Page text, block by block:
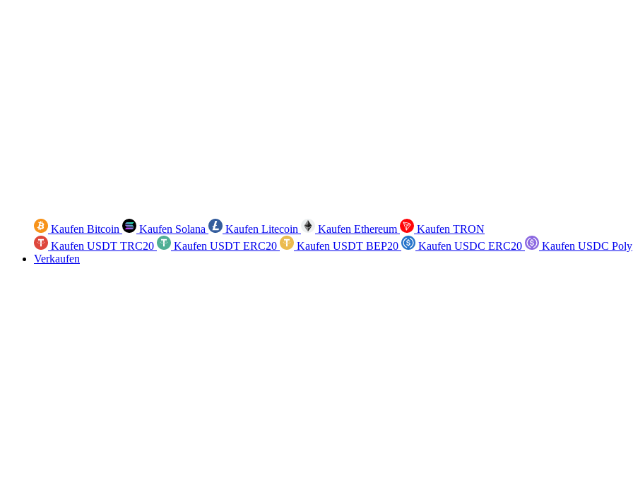
Kaufen Bitcoin Kaufen Solana Kaufen Litecoin Kaufen Ethereum
Kaufen TRON
Kaufen USDT TRC20
Kaufen USDT ERC20 Kaufen USDT BEP20 Kaufen USDC ERC20
Kaufen USDC
Verkaufen